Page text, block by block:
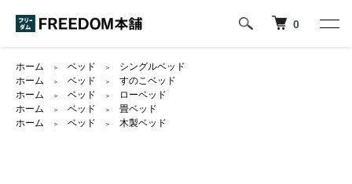
0
ホーム ＞ ベッド ＞
シングルベッド
ホーム
＞ ベッド ＞
すのこベッド
ホーム
＞ ベッド ＞
ローベッド
ホーム
＞ ベッド ＞
畳ベッド
ホーム
＞ ベッド ＞ 木製ベッド